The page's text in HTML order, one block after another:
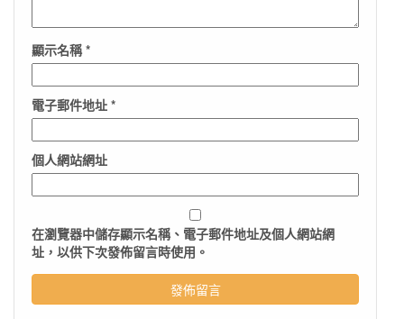
顯示名稱*
電子郵件地址 *
個人網站網址
在瀏覽器中儲存顯示名稱、電子郵件地址及個人網站網
址，以供下次發佈留言時使用。